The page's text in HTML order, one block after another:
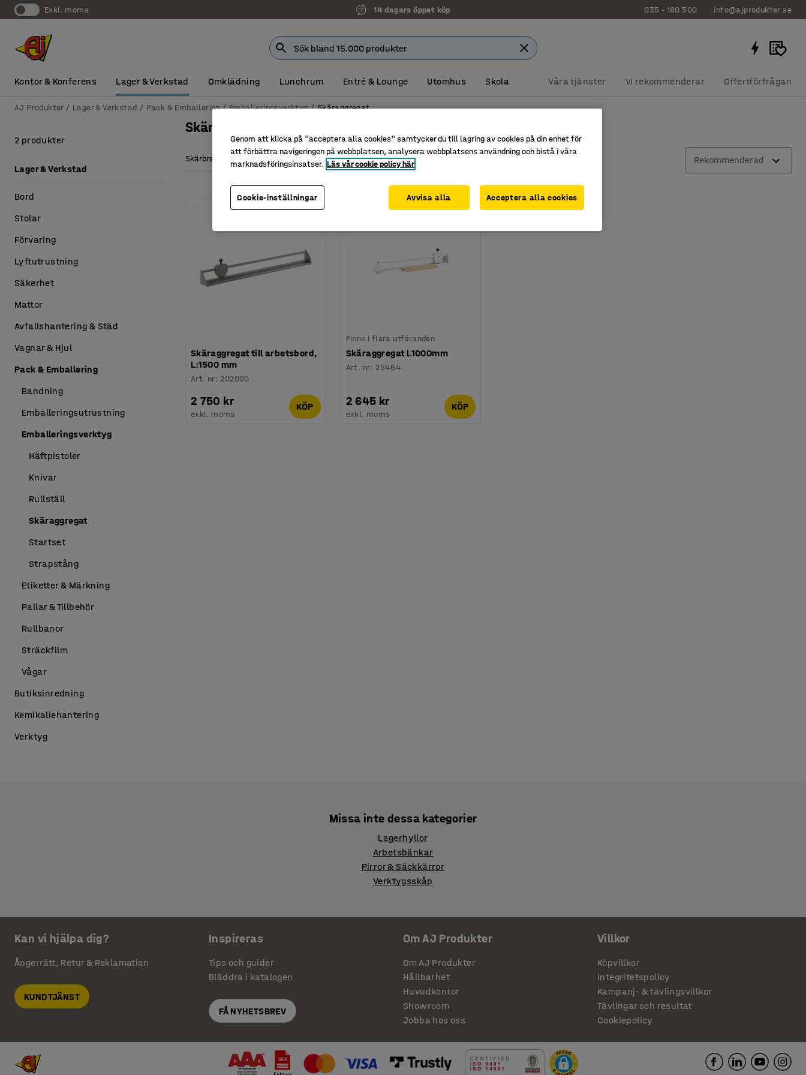
exkl. moms 14 dagars öppet köp 035 - 180 500 info@ajprodukter.se
Kontor & Konferens Lager & Verkstad Omklädning Lunchrum Entré & Lounge Utomhus Skola Våra tjänster Vi rekommenderar Offertförfrågan
AJ Produkter Lager & Verkstad Pack & Emballering Emballeringsverktyg Skäraggregat
Skäraggregat
Skärbredd Rekommenderad
Skäraggregat till arbetsbord,
L:1500 mm
Art. nr: 202000
2 750 kr
exkl. moms
KÖP
Finns i flera utföranden
Skäraggregat l.1000mm
Art. nr: 25464
2 645 kr
exkl. moms
KÖP
2 produkter
Lager & Verkstad
Bord
Stolar
Förvaring
Lyftutrustning
Säkerhet
Mattor
Avfallshantering & Städ
Vagnar & Hjul
Pack & Emballering
Bandning
Emballeringsutrustning
Emballeringsverktyg
Häftpistoler
Knivar
Rullställ
Skäraggregat
Startset
Strapstång
Etiketter & Märkning
Pallar & Tillbehör
Rullbanor
Sträckfilm
Vågar
Butiksinredning
Kemikaliehantering
Verktyg
Missa inte dessa kategorier
Lagerhyllor
Arbetsbänkar
Pirror & Säckkärror
Verktygsskåp
Kan vi hjälpa dig?
Ångerrätt, Retur & Reklamation
KUNDTJÄNST
Inspireras
Tips och guider
Bläddra i katalogen
FÅ NYHETSBREV
Om AJ Produkter
Om AJ Produkter
Hållbarhet
Huvudkontor
Showroom
Jobba hos oss
Villkor
Köpvillkor
Integritetspolicy
Kampanj- & tävlingsvillkor
Tävlingar och resultat
Cookiepolicy
Genom att klicka på "acceptera alla cookies" samtycker du till lagring av cookies på din enhet för
att förbättra navigeringen på webbplatsen, analysera webbplatsens användning och bistå i våra
marknadsföringsinsatser. Läs vår cookie policy här
Cookie-inställningar Avvisa alla Acceptera alla cookies